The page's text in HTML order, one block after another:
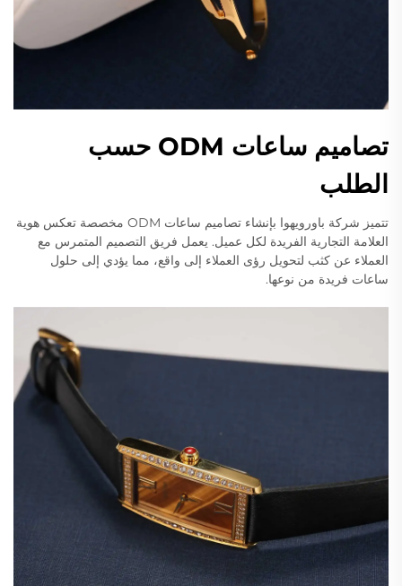
تصاميم ساعات ODM حسب
الطلب
تتميز شركة باورويهوا بإنشاء تصاميم ساعات ODM مخصصة تعكس هوية
العلامة التجارية الفريدة لكل عميل. يعمل فريق التصميم المتمرس مع
العملاء عن كثب لتحويل رؤى العملاء إلى واقع، مما يؤدي إلى حلول
ساعات فريدة من نوعها.